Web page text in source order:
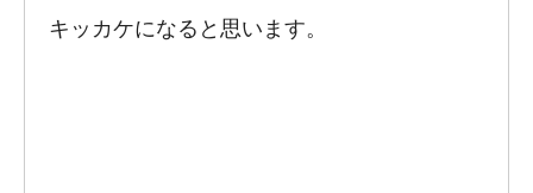
キッカケになると思います。